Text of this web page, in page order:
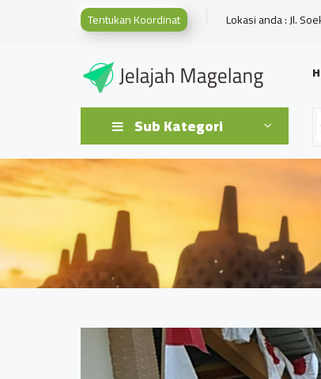
Tentukan Koordinat Lokasi anda : Jl.
Sub Kategori